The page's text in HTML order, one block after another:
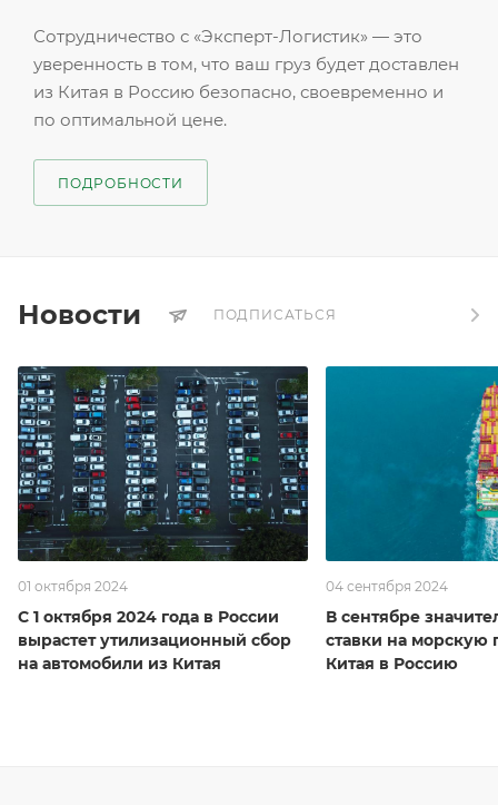
Сотрудничество с «Эксперт-Логистик» — это
уверенность в том, что ваш груз будет доставлен
из Китая в Россию безопасно, своевременно и
по оптимальной цене.
ПОДРОБНОСТИ
Новости ПОДПИСАТЬСЯ
01 октября 2024
С 1 октября 2024 года в России
вырастет утилизационный сбор
на автомобили из Китая
04 сентября 2024
В сентябре
ставки на морскую
Китая в Россию